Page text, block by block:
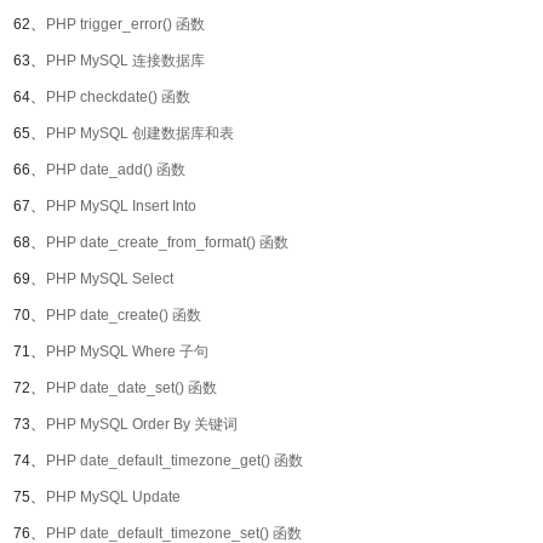
62、 PHP trigger_error() 函数
63、 PHP MySQL 连接数据库
64、 PHP checkdate() 函数
65、 PHP MySQL 创建数据库和表
66、 PHP date_add() 函数
67、 PHP MySQL Insert Into
68、 PHP date_create_from_format() 函数
69、 PHP MySQL Select
70、 PHP date_create() 函数
71、 PHP MySQL Where 子句
72、 PHP date_date_set() 函数
73、 PHP MySQL Order By 关键词
74、 PHP date_default_timezone_get() 函数
75、 PHP MySQL Update
76、 PHP date_default_timezone_set() 函数